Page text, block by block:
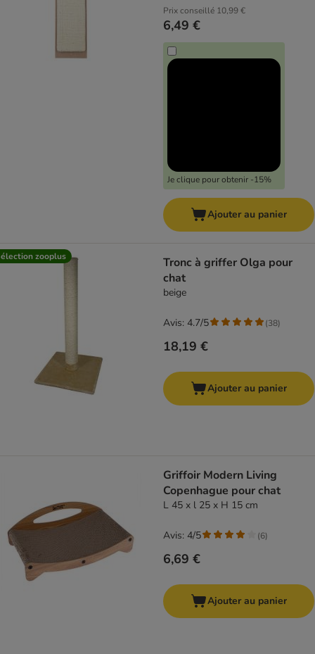
Prix conseillé 10,99 €
6,49 €
Je clique pour obtenir -15%
Ajouter au panier
zooplus
Tronc à griffer Olga pour
chat
beige
18,19 €
Avis: 4.7/5 (38)
Ajouter au panier
Griffoir Modern Living
Copenhague pour chat
L 45 x l 25 x H 15 cm
6,69 €
Avis: 4/5 (6)
Ajouter au panier